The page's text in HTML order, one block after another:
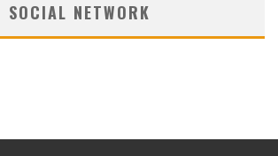
SOCIAL NETWORK